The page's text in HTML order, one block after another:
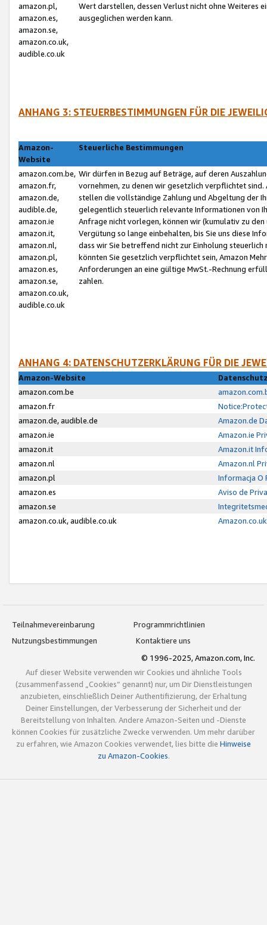
amazon.pl,
amazon.es,
amazon.se,
amazon.co.uk,
audible.co.uk
Wert darstellen, dessen Verlust nicht ohne Weiteres
ausgeglichen werden kann.
ANHANG 3: STEUERBESTIMMUNGEN FÜR DIE
Amazon-
Website
Steuerliche Bestimmungen
amazon.com.be,
amazon.fr,
amazon.de,
audible.de,
amazon.ie
amazon.it,
amazon.nl,
amazon.pl,
amazon.es,
amazon.se,
amazon.co.uk,
audible.co.uk
Wir dürfen in Bezug auf Beträge, auf deren
vornehmen, zu denen wir gesetzlich verpflichtet
stellen die vollständige Zahlung und Abgeltung der
gelegentlich steuerlich relevante Informationen von
Anfrage nicht vorlegen, können wir (kumulativ zu
Vergütung so lange einbehalten, bis Sie uns diese
dass wir Sie betreffend nicht zur Einholung
könnten Sie gesetzlich verpflichtet sein, Amazon
Anforderungen an eine gültige MwSt.-Rechnung
zahlen.
ANHANG 4: DATENSCHUTZERKLÄRUNG FÜR DIE
Amazon-Website
amazon.com.be
amazon.fr
amazon.de, audible.de
Amazon.de
amazon.ie
Amazon.ie
amazon.it
Amazon.it
amazon.nl
Amazon.nl
amazon.pl
Informacja O
amazon.es
Aviso de
amazon.se
amazon.co.uk, audible.co.uk
Teilnahmevereinbarung
Programmrichtlinien
Nutzungsbestimmungen
Kontaktiere uns
© 1996-2025, Amazon.com, Inc.
Auf dieser Website verwenden wir Cookies und ähnliche Tools
(zusammenfassend „Cookies“ genannt) nur, um Dir Dienstleistungen
anzubieten, einschließlich Deiner Authentifizierung, der Erhaltung
Deiner Einstellungen, der Verbesserung der Sicherheit und der
Bereitstellung von Inhalten. Andere Amazon-Seiten und -Dienste
können Cookies für zusätzliche Zwecke verwenden. Um mehr darüber
zu erfahren, wie Amazon Cookies verwendet, lies bitte die Hinweise
zu Amazon-Cookies.